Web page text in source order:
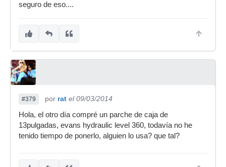
seguro de eso....
#379 por rat el 09/03/2014
Hola, el otro día compré un parche de caja de
13pulgadas, evans hydraulic level 360, todavía no he
tenido tiempo de ponerlo, alguien lo usa? que tal?